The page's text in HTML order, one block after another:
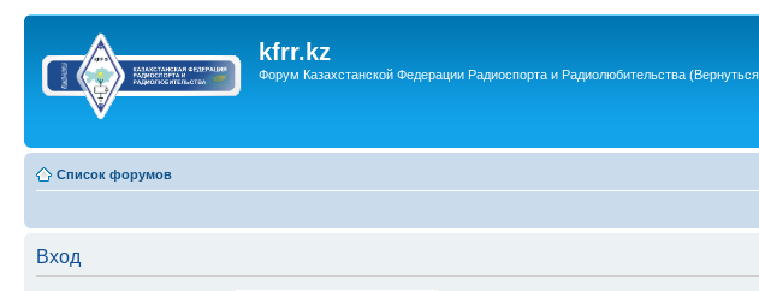
kfrr.kz
Форум Казахстанской Федерации Радиоспорта и Радиолюбительства
Список форумов
Вход